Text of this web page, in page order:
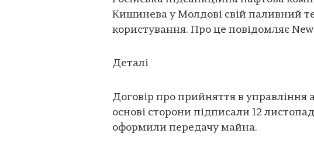
Кишинева у Молдові свій паливний
користування. Про це повідомляє
Деталі
Договір про прийняття в управління
основі сторони підписали 12
оформили передачу майна.